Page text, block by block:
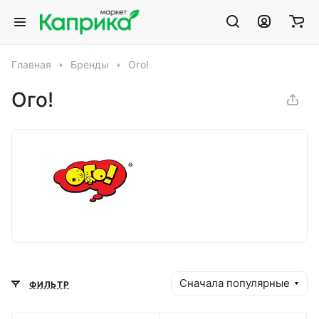
Главная Бренды Ого!
Ого!
ФИЛЬТР Сначала популярные